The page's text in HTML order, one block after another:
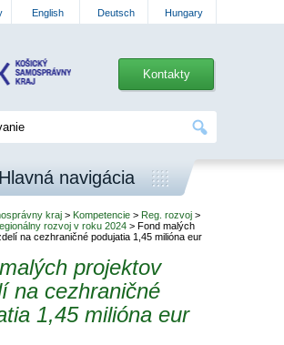
English Deutsch Hungary
Kontakty
Hlavná navigácia
kraj > Kompetencie > Reg. rozvoj >
rozvoj v roku 2024 > Fond malých
na cezhraničné podujatia 1,45 milióna eur
projektov
na cezhraničné
1,45 milióna eur